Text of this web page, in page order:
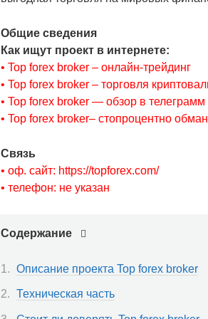
Общие сведения
Как ищут проект в интернете:
• Top forex broker – онлайн-трейдинг
• Top forex broker – торговля
• Top forex broker — обзор в телеграмм
• Top forex broker– стопроцентно обман
Связь
• оф. сайт: https://topforex.com/
• телефон: не указан
Содержание
Описание проекта Top forex broker
Техническая часть